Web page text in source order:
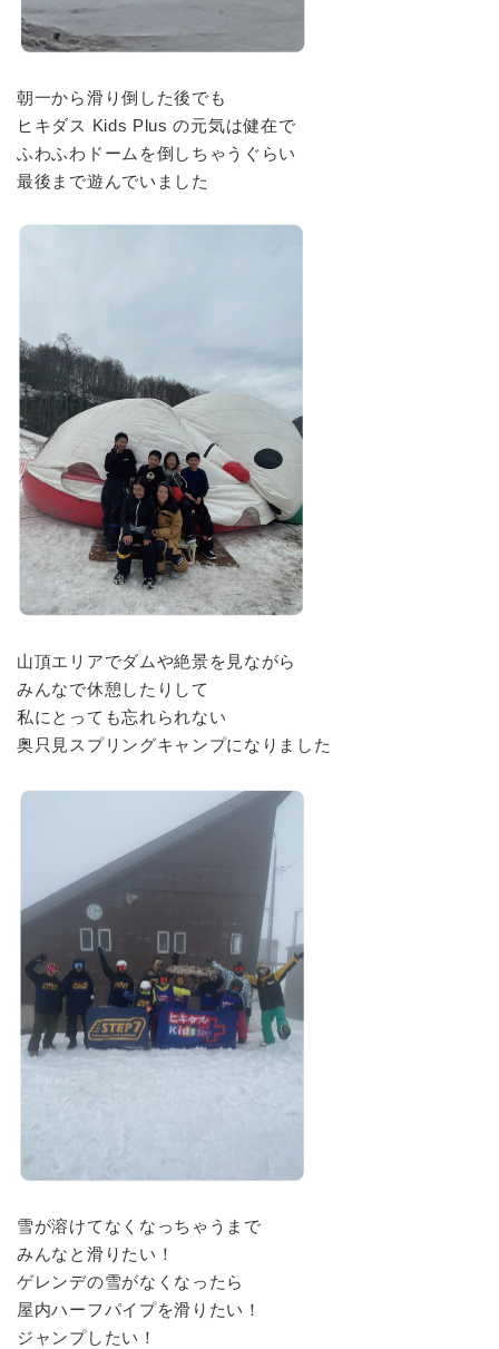
朝一から滑り倒した後でも
ヒキダス Kids Plus の元気は健在で
ふわふわドームを倒しちゃうぐらい
最後まで遊んでいました
山頂エリアでダムや絶景を見ながら
みんなで休憩したりして
私にとっても忘れられない
奥只見スプリングキャンプになりました
雪が溶けてなくなっちゃうまで
みんなと滑りたい！
ゲレンデの雪がなくなったら
屋内ハーフパイプを滑りたい！
ジャンプしたい！